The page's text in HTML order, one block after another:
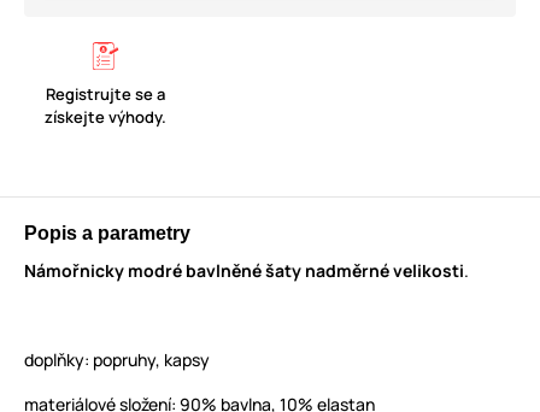
Registrujte se a
získejte výhody.
Popis a parametry
Námořnicky modré bavlněné šaty nadměrné velikosti.
doplňky: popruhy, kapsy
materiálové složení: 90% bavlna, 10% elastan